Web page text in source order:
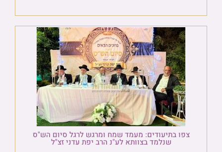
צפו בתיעודים: מעמד שמח ומרגש לרגל סיום הש"ס
שנלמד בצוותא לע"נ הרב יפת עדני זצ"ל